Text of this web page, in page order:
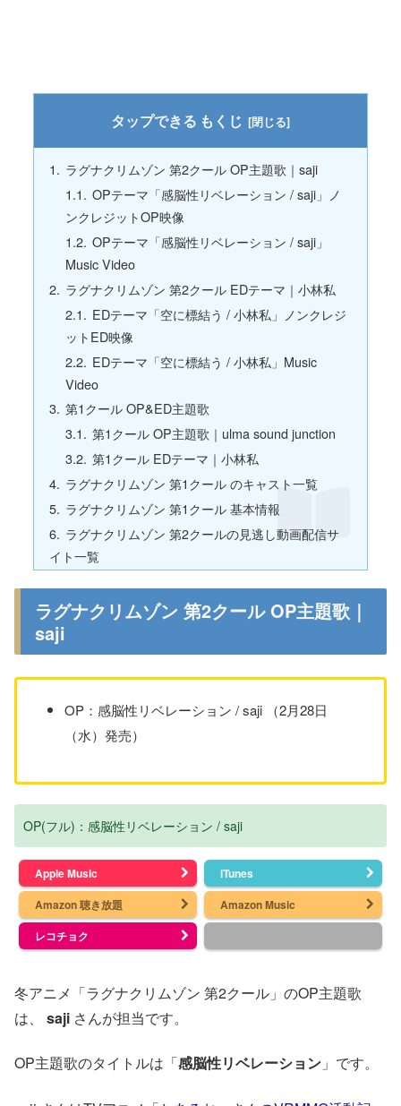
もくじ
ラグナクリムゾン 第2クール OP主題歌｜saji
OPテーマ「感脳性リベレーション / saji」ノ
ンクレジットOP映像
OPテーマ「感脳性リベレーション / saji」
Music Video
ラグナクリムゾン 第2クール EDテーマ｜小林私
EDテーマ「空に標結う / 小林私」ノンクレジ
ットED映像
EDテーマ「空に標結う / 小林私」Music
Video
第1クール OP&ED主題歌
第1クール OP主題歌｜ulma sound junction
第1クール EDテーマ｜小林私
ラグナクリムゾン 第1クール のキャスト一覧
ラグナクリムゾン 第1クール 基本情報
ラグナクリムゾン 第2クールの見逃し動画配信サ
イト一覧
ラグナクリムゾン 第2クール OP主題歌｜
saji
OP：感脳性リベレーション / saji （2月28日
（水）発売）
OP(フル)：感脳性リベレーション / saji
Apple Music
iTunes
Amazon 聴き放題
Amazon Music
レコチョク
冬アニメ「ラグナクリムゾン 第2クール」のOP主題歌
は、 saji さんが担当です。
OP主題歌のタイトルは「感脳性リベレーション 」です。